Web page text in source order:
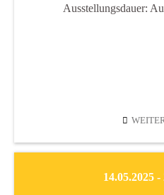
Ausstellungsdauer:
14.05.2025 -